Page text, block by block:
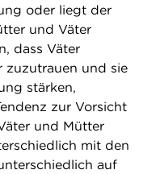
oder liegt der
und Väter
dass Väter
zuzutrauen und sie
stärken,
zur Vorsicht
und Mütter
mit den
auf